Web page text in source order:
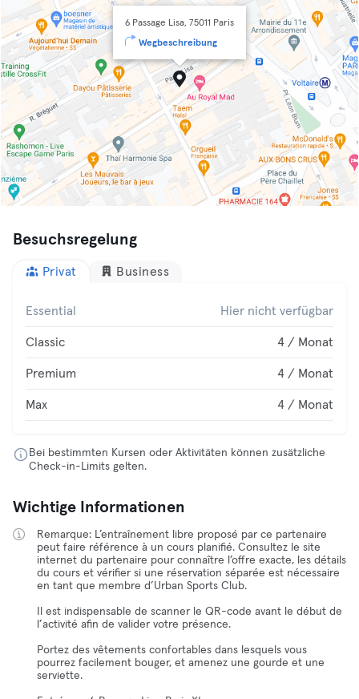
6 Passage Lisa, 75011 Paris
Wegbeschreibung
Besuchsregelung
Privat Business
Essential Hier nicht verfügbar
Classic 4 / Monat
Premium 4 / Monat
Max 4 / Monat
Bei bestimmten Kursen oder Aktivitäten können zusätzliche
Check-in-Limits gelten.
Wichtige Informationen
Remarque: L’entraînement libre proposé par ce partenaire
peut faire référence à un cours planifié. Consultez le site
internet du partenaire pour connaître l’offre exacte, les détails
du cours et vérifier si une réservation séparée est nécessaire
en tant que membre d’Urban Sports Club.
Il est indispensable de scanner le QR-code avant le début de
l’activité afin de valider votre présence.
Portez des vêtements confortables dans lesquels vous
pourrez facilement bouger, et amenez une gourde et une
serviette.